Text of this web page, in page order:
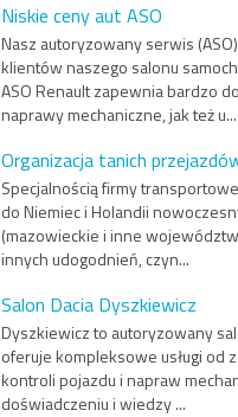
Niskie ceny aut ASO
Nasz autoryzowany serwis
klientów naszego salonu
ASO Renault zapewnia bardzo
naprawy mechaniczne, jak też u...
Organizacja tanich
Specjalnością firmy
do Niemiec i Holandii
(mazowieckie i inne
innych udogodnień, czyn...
Salon Dacia Dyszkiewicz
Dyszkiewicz to autoryzowany
oferuje kompleksowe usługi od
kontroli pojazdu i napraw
doświadczeniu i wiedzy ...